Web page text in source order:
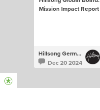
Mission Impact Report
Hillsong Germany
Dec 20 2024